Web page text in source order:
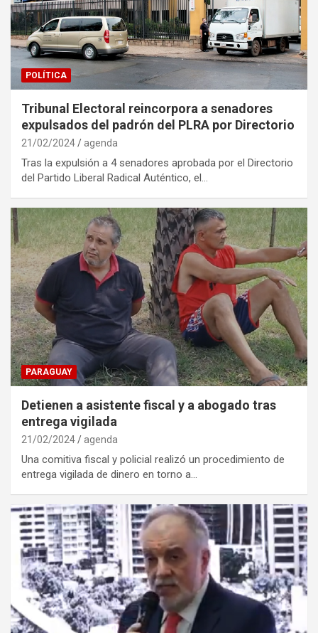
POLÍTICA
Tribunal Electoral reincorpora a senadores
expulsados del padrón del PLRA por Directorio
21/02/2024 agenda
Tras la expulsión a 4 senadores aprobada por el Directorio
del Partido Liberal Radical Auténtico, el…
PARAGUAY
Detienen a asistente fiscal y a abogado tras
entrega vigilada
21/02/2024 agenda
Una comitiva fiscal y policial realizó un procedimiento de
entrega vigilada de dinero en torno a…